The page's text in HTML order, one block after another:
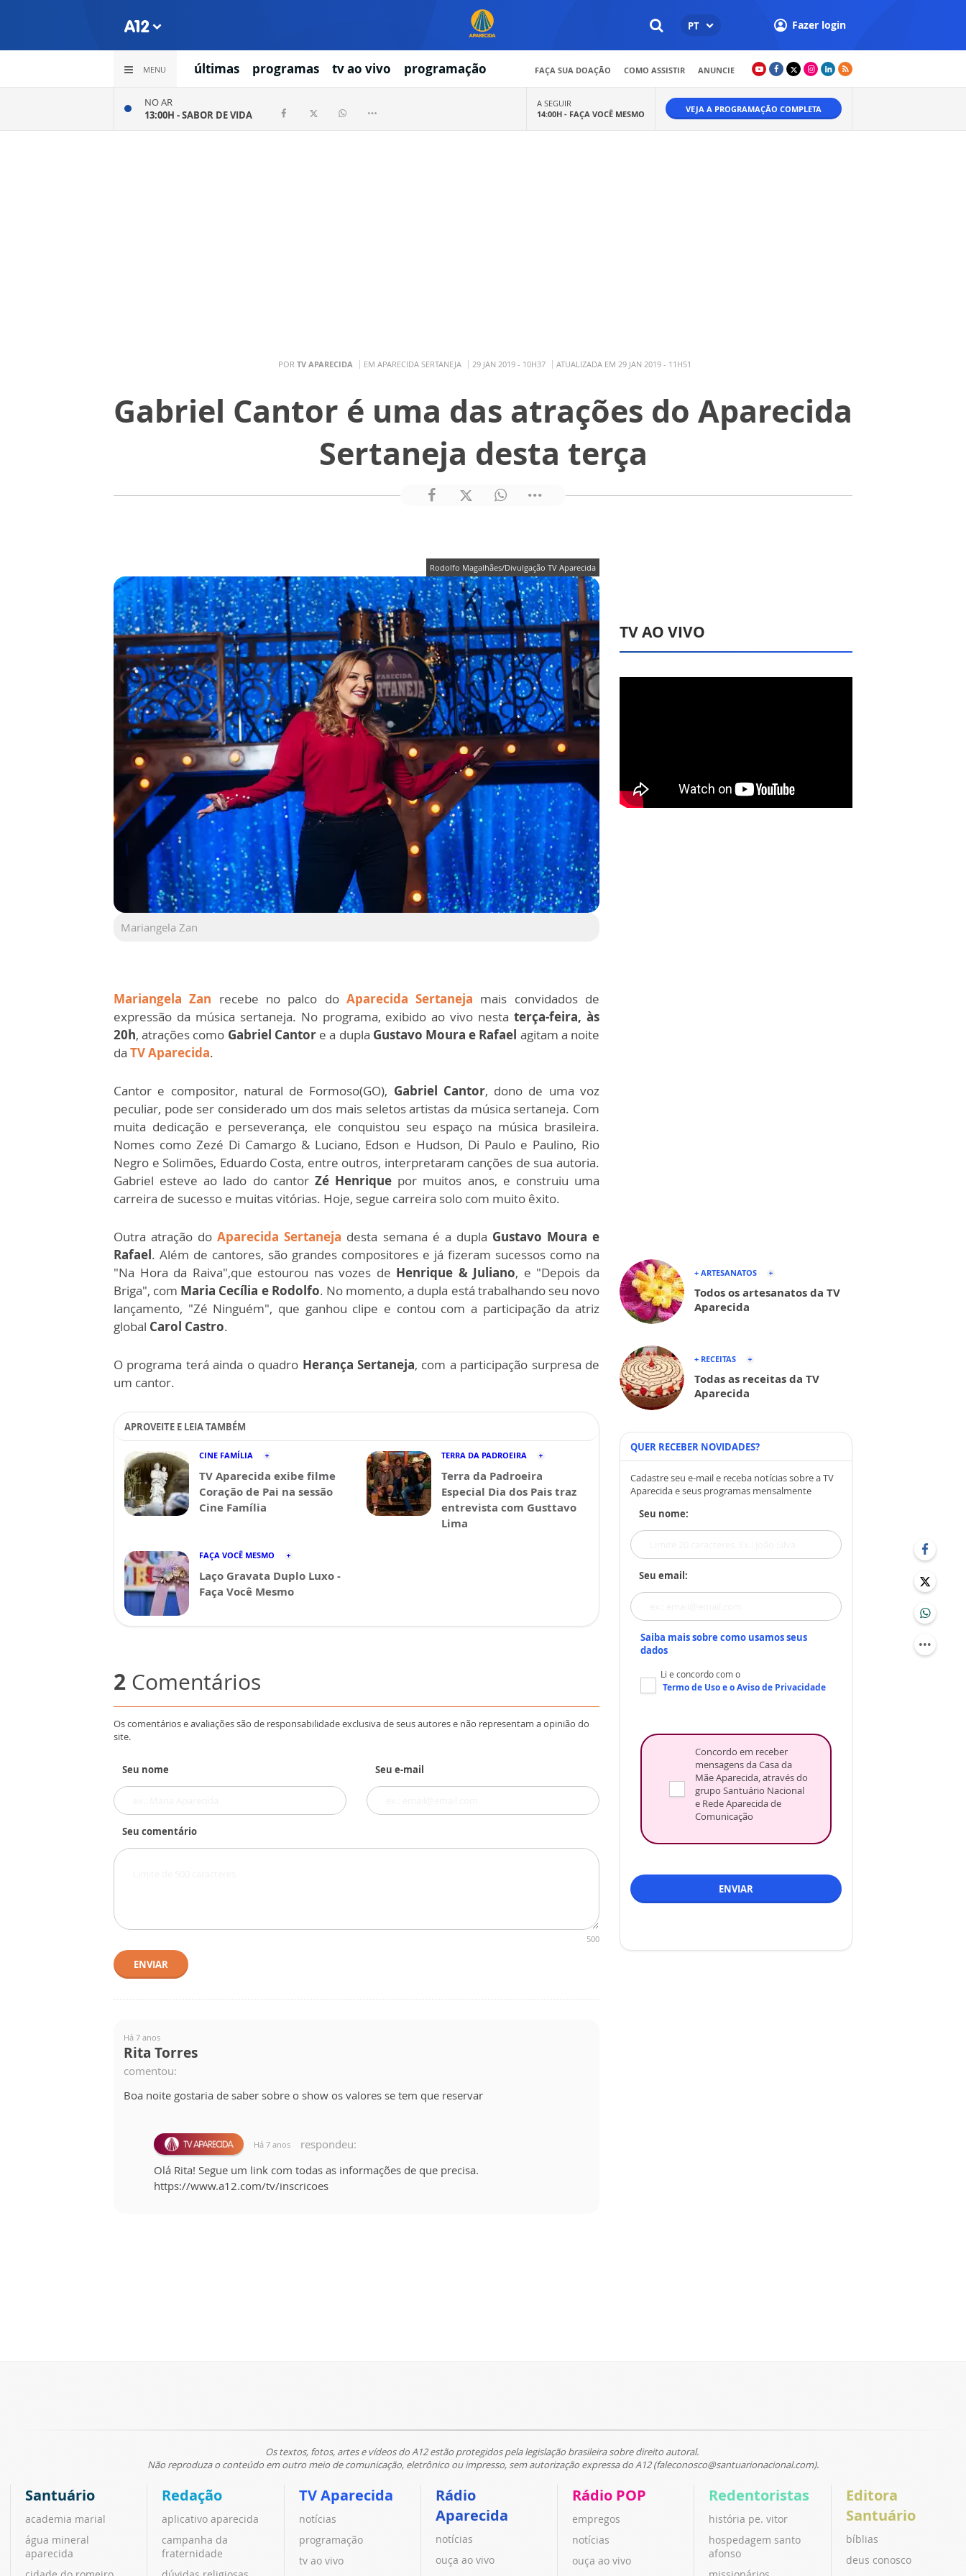
PT Fazer login
MENU últimas programas tv ao vivo programação FAÇA SUA DOAÇÃO COMO ASSISTIR ANUNCIE
NO AR
13:00H -SABOR DE VIDA
A SEGUIR
14:00H - FAÇA VOCÊ MESMO VEJA A PROGRAMAÇÃO COMPLETA
POR TV APARECIDA EM APARECIDA SERTANEJA 29 JAN 2019 - 10H37 ATUALIZADA EM 29 JAN 2019 - 11H51
Gabriel Cantor é uma das atrações do Aparecida
Sertaneja desta terça
Rodolfo Magalhães/Divulgação TV Aparecida
Mariangela Zan
Mariangela Zan recebe no palco do Aparecida Sertaneja mais convidados de
expressão da música sertaneja. No programa, exibido ao vivo nestaterça-feira, às
20h, atrações como Gabriel Cantor e a dupla Gustavo Moura e Rafael agitam a noite
da TV Aparecida.
Cantor e compositor, natural de Formoso(GO), Gabriel Cantor, dono de uma voz
peculiar, pode ser considerado um dos mais seletos artistas da música sertaneja. Com
muita dedicação e perseverança, ele conquistou seu espaço na música brasileira.
Nomes como Zezé Di Camargo & Luciano, Edson e Hudson, Di Paulo e Paulino, Rio
Negro e Solimões, Eduardo Costa, entre outros, interpretaram canções de sua autoria.
Gabriel esteve ao lado do cantor Zé Henrique por muitos anos, e construiu uma
carreira de sucesso e muitas vitórias. Hoje, segue carreira solo com muito êxito.
Outra atração doAparecida Sertaneja desta semana é a dupla Gustavo Moura e
Rafael. Além de cantores, são grandes compositores e já fizeram sucessos como na
"Na Hora da Raiva",que estourou nas vozes de Henrique & Juliano, e "Depois da
Briga", com Maria Cecília e Rodolfo. No momento, a dupla está trabalhando seu novo
lançamento, "Zé Ninguém", que ganhou clipe e contou com a participação da atriz
global Carol Castro.
O programa terá ainda o quadro Herança Sertaneja, com a participação surpresa de
um cantor.
APROVEITE E LEIA TAMBÉM
CINE FAMÍLIA
TV Aparecida exibe filme
Coração de Pai na sessão
Cine Família
TERRA DA PADROEIRA
Terra da Padroeira
Especial Dia dos Pais traz
entrevista com Gusttavo
Lima
FAÇA VOCÊ MESMO
Laço Gravata Duplo Luxo -
Faça Você Mesmo
2 Comentários
Os comentários e avaliações são de responsabilidade exclusiva de seus autores e não representam a opinião do
site.
Seu nome Seu e-mail
Seu comentário
500
ENVIAR
Há 7 anos
Rita Torres
comentou:
Boa noite gostaria de saber sobre o show os valores se tem que reservar
Há 7 anos
respondeu:
Olá Rita! Segue um link com todas as informações de que precisa.
https://www.a12.com/tv/inscricoes
TV AO VIVO
+ ARTESANATOS
Todos os artesanatos da TV
Aparecida
+ RECEITAS
Todas as receitas da TV
Aparecida
QUER RECEBER NOVIDADES?
Cadastre seu e-mail e receba notícias sobre a TV
Aparecida e seus programas mensalmente
Seu nome:
Seu email:
Saiba mais sobre como usamos seus
dados
Li e concordo com o
Termo de Usoe oAviso de Privacidade
Concordo em receber
mensagens da Casa da
Mãe Aparecida, através do
grupo Santuário Nacional
e Rede Aparecida de
Comunicação
ENVIAR
Os textos, fotos, artes e vídeos do A12 estão protegidos pela legislação brasileira sobre direito autoral.
Não reproduza o conteúdo em outro meio de comunicação, eletrônico ou impresso, sem autorização expressa do A12 (faleconosco@santuarionacional.com).
Santuário
academia marial
água mineral
aparecida
Redação
aplicativo aparecida
campanha da
fraternidade
TV Aparecida
notícias
programação
tv ao vivo
Rádio
Aparecida
notícias
ouça ao vivo
Rádio POP
empregos
notícias
ouça ao vivo
Redentoristas
história pe. vitor
hospedagem santo
afonso
Editora
Santuário
bíblias
deus conosco